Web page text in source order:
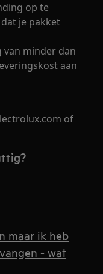
op te
je pakket
van minder dan
aan
of
maar ik heb
- wat